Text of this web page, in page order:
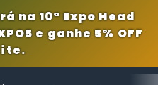
na 10ª Expo Head
e ganhe 5% OFF